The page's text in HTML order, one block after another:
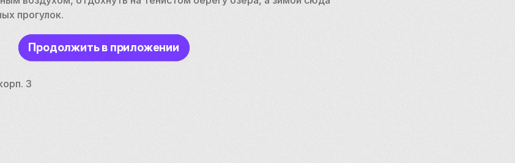
прогулок.
Продолжить в приложении
3